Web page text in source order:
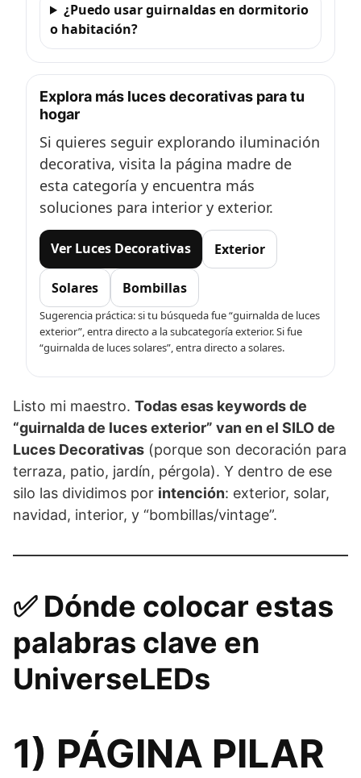
¿Puedo usar guirnaldas en dormitorio
o habitación?
Explora más luces decorativas para tu
hogar
Si quieres seguir explorando iluminación
decorativa, visita la página madre de
esta categoría y encuentra más
soluciones para interior y exterior.
Ver Luces Decorativas Exterior
Solares Bombillas
Sugerencia práctica: si tu búsqueda fue “guirnalda de luces
exterior”, entra directo a la subcategoría exterior. Si fue
“guirnalda de luces solares”, entra directo a solares.
Listo mi maestro. Todas esas keywords de
“guirnalda de luces exterior” van en el SILO de
Luces Decorativas (porque son decoración para
terraza, patio, jardín, pérgola). Y dentro de ese
silo las dividimos por intención: exterior, solar,
navidad, interior, y “bombillas/vintage”.
✅ Dónde colocar estas
palabras clave en
UniverseLEDs
1) PÁGINA PILAR